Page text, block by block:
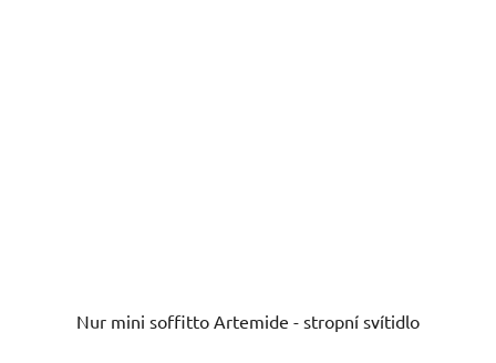
Nur mini soffitto Artemide - stropní svítidlo